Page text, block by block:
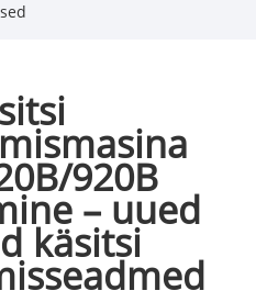
920B
– uued
käsitsi